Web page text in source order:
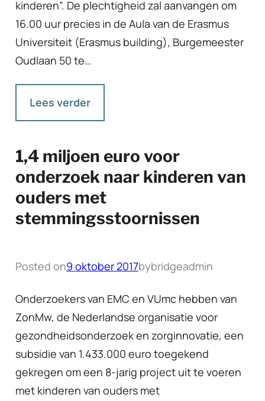
kinderen”. De plechtigheid zal aanvangen om
16.00 uur precies in de Aula van de Erasmus
Universiteit (Erasmus building), Burgemeester
Oudlaan 50 te…
Lees verder
1,4 miljoen euro voor
onderzoek naar kinderen van
ouders met
stemmingsstoornissen
Posted on9 oktober 2017bybridgeadmin
Onderzoekers van EMC en VUmc hebben van
ZonMw, de Nederlandse organisatie voor
gezondheidsonderzoek en zorginnovatie, een
subsidie van 1.433.000 euro toegekend
gekregen om een 8-jarig project uit te voeren
met kinderen van ouders met